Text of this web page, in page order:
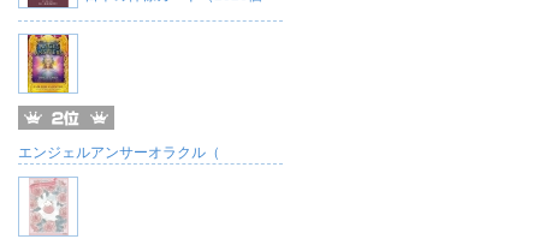
エンジェルアンサーオラクル（